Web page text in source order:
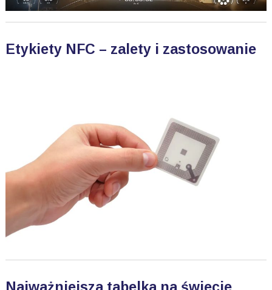
Etykiety NFC – zalety i zastosowanie